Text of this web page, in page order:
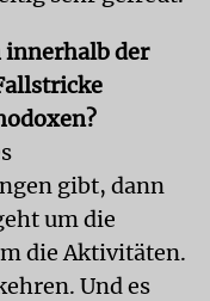
innerhalb der
gibt, dann
um die
die Aktivitäten.
Und es